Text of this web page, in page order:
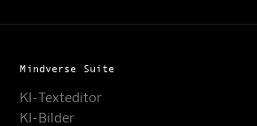
Mindverse Suite
KI-Texteditor
KI-Bilder